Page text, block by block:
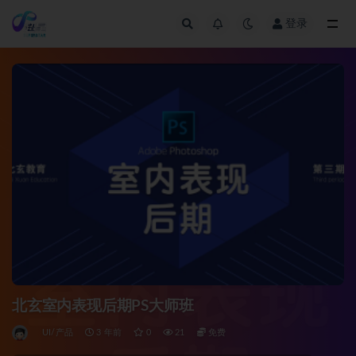
登录
北玄室内表现后期PS大师班
UI/产品 3 年前 0 21 免费